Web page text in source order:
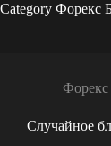
Category Форекс
Форекс
Случайное